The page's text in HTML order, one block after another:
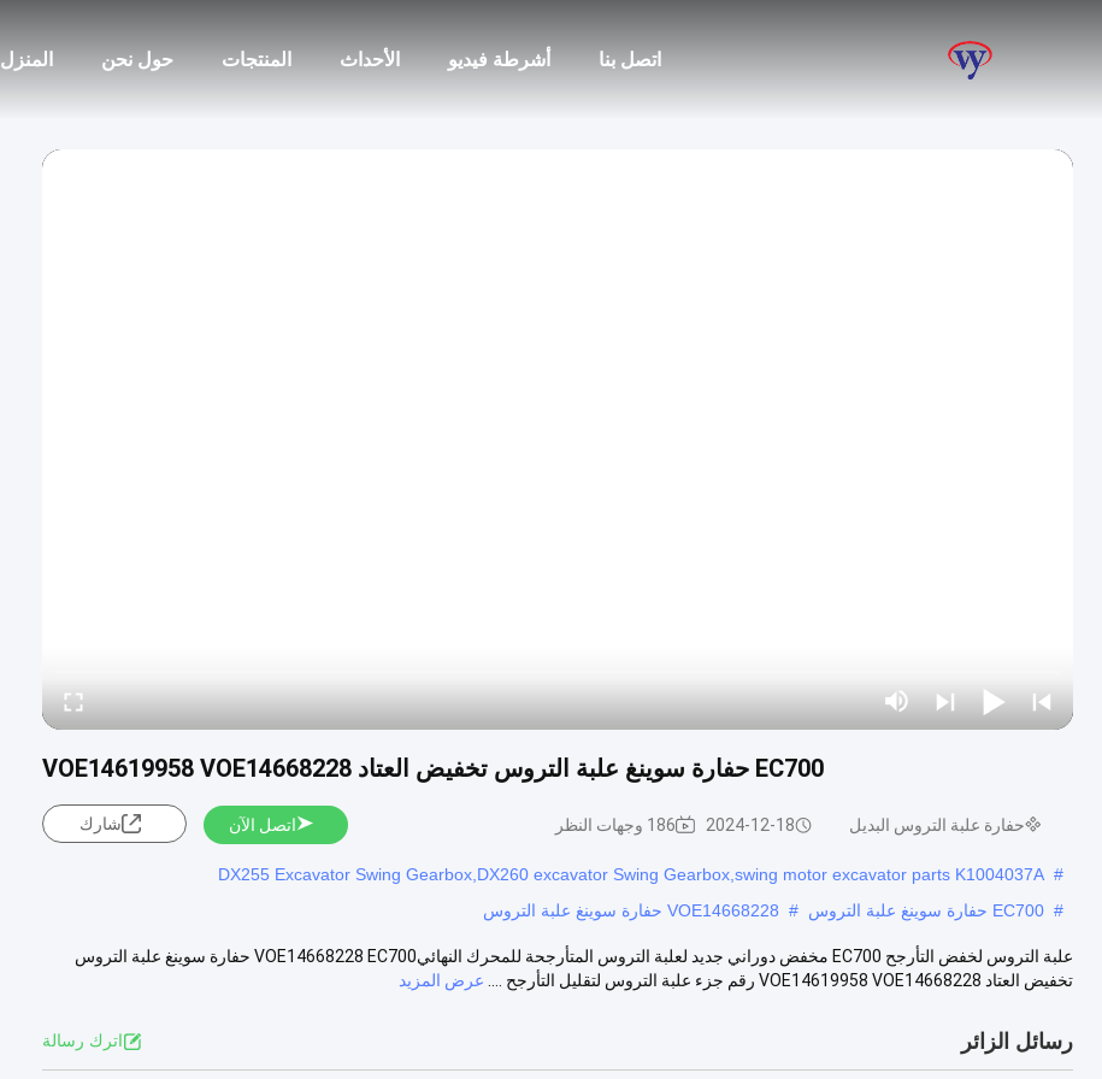
المنزل حول نحن المنتجات الأحداث أشرطة فيديو اتصل بنا
EC700 حفارة سوينغ علبة التروس تخفيض العتاد VOE14619958 VOE14668228
حفارة علبة التروس البديل 2024-12-18 186 وجهات النظر اتصل الآن شارك
#
DX255 Excavator Swing Gearbox,DX260 excavator Swing Gearbox,swing motor excavator parts K1004037A
# EC700 حفارة سوينغ علبة التروس # VOE14668228 حفارة سوينغ علبة التروس
علبة التروس لخفض التأرجح EC700 مخفض دوراني جديد لعلبة التروس المتأرجحة للمحرك النهائيVOE14668228 EC700 حفارة سوينغ علبة التروس
تخفيض العتاد VOE14619958 VOE14668228 رقم جزء علبة التروس لتقليل التأرجح ....
عرض المزيد
رسائل الزائر اترك رسالة